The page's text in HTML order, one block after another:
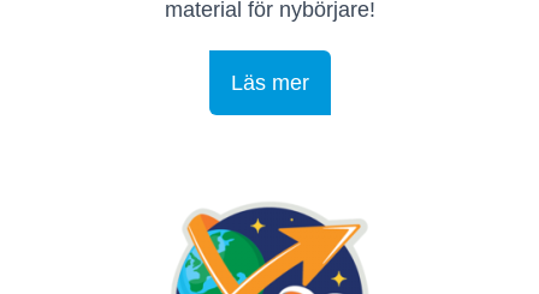
material för nybörjare!
Läs mer